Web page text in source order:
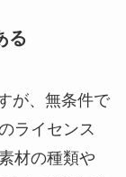
る
が、無条件で
ライセンス
材の種類や